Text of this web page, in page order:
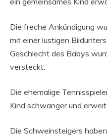
Die freche Ankündigung
mit einer lustigen
Geschlecht des Babys
versteckt.
Die ehemalige
Kind schwanger und
Die Schweinsteigers